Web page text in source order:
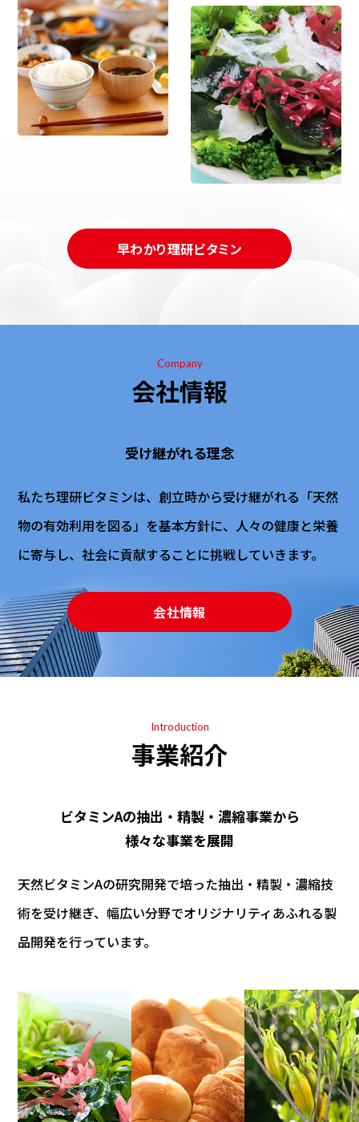
早わかり理研ビタミン
Company
会社情報
受け継がれる理念
私たち理研ビタミンは、創立時から受け継がれる「天然
物の有効利用を図る」を基本方針に、 人々の健康と栄養
に寄与し、社会に貢献することに挑戦していきます。
会社情報
Introduction
事業紹介
ビタミンAの抽出・精製・濃縮事業から
様々な事業を展開
天然ビタミンAの研究開発で培った抽出・精製・濃縮技
術を受け継ぎ、幅広い分野でオリジナリティあふれる製
品開発を行っています。